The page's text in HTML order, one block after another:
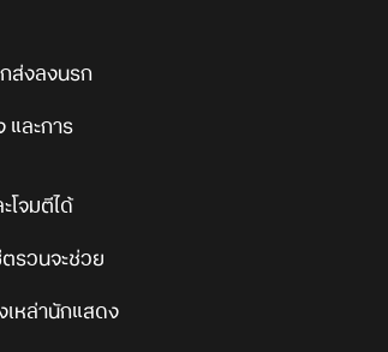
ส่งลงนรก
ละการ
โจมตีได้
รวนจะช่วย
เหล่านักแสดง